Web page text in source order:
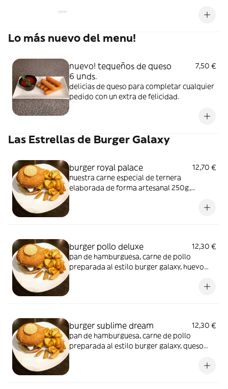
Lo más nuevo del menu!
nuevo! tequeños de queso
6 unds.
7,50 €
delicias de queso para completar cualquier
pedido con un extra de felicidad.
Las Estrellas de Burger Galaxy
burger royal palace
12,70 €
nuestra carne especial de ternera
elaborada de forma artesanal 250g,
burger pollo deluxe
12,30 €
pan de hamburguesa, carne de pollo
preparada al estilo burger galaxy, huevo
burger sublime dream
12,30 €
pan de hamburguesa, carne de pollo
preparada al estilo burger galaxy, queso
lechuga, cebolla y tomate, aros de cebolla y